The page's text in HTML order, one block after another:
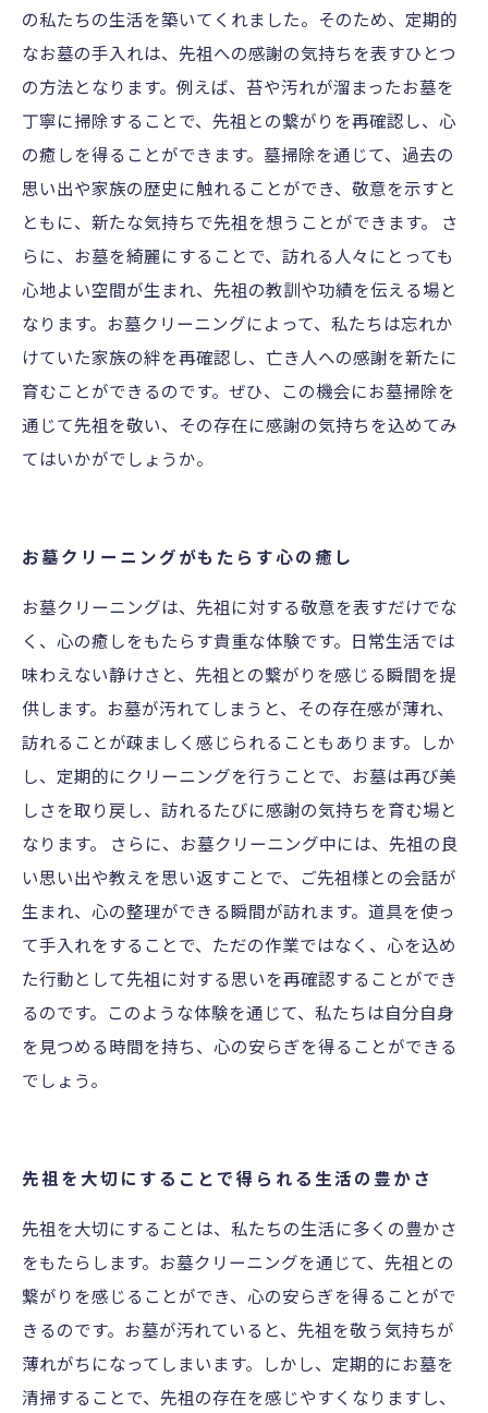
の私たちの生活を築いてくれました。そのため、定期的
なお墓の手入れは、先祖への感謝の気持ちを表すひとつ
の方法となります。例えば、苔や汚れが溜まったお墓を
丁寧に掃除することで、先祖との繋がりを再確認し、心
の癒しを得ることができます。墓掃除を通じて、過去の
思い出や家族の歴史に触れることができ、敬意を示すと
ともに、新たな気持ちで先祖を想うことができます。 さ
らに、お墓を綺麗にすることで、訪れる人々にとっても
心地よい空間が生まれ、先祖の教訓や功績を伝える場と
なります。お墓クリーニングによって、私たちは忘れか
けていた家族の絆を再確認し、亡き人への感謝を新たに
育むことができるのです。ぜひ、この機会にお墓掃除を
通じて先祖を敬い、その存在に感謝の気持ちを込めてみ
てはいかがでしょうか。
お墓クリーニングがもたらす心の癒し
お墓クリーニングは、先祖に対する敬意を表すだけでな
く、心の癒しをもたらす貴重な体験です。日常生活では
味わえない静けさと、先祖との繋がりを感じる瞬間を提
供します。お墓が汚れてしまうと、その存在感が薄れ、
訪れることが疎ましく感じられることもあります。しか
し、定期的にクリーニングを行うことで、お墓は再び美
しさを取り戻し、訪れるたびに感謝の気持ちを育む場と
なります。 さらに、お墓クリーニング中には、先祖の良
い思い出や教えを思い返すことで、ご先祖様との会話が
生まれ、心の整理ができる瞬間が訪れます。道具を使っ
て手入れをすることで、ただの作業ではなく、心を込め
た行動として先祖に対する思いを再確認することができ
るのです。このような体験を通じて、私たちは自分自身
を見つめる時間を持ち、心の安らぎを得ることができる
でしょう。
先祖を大切にすることで得られる生活の豊かさ
先祖を大切にすることは、私たちの生活に多くの豊かさ
をもたらします。お墓クリーニングを通じて、先祖との
繋がりを感じることができ、心の安らぎを得ることがで
きるのです。お墓が汚れていると、先祖を敬う気持ちが
薄れがちになってしまいます。しかし、定期的にお墓を
清掃することで、先祖の存在を感じやすくなりますし、